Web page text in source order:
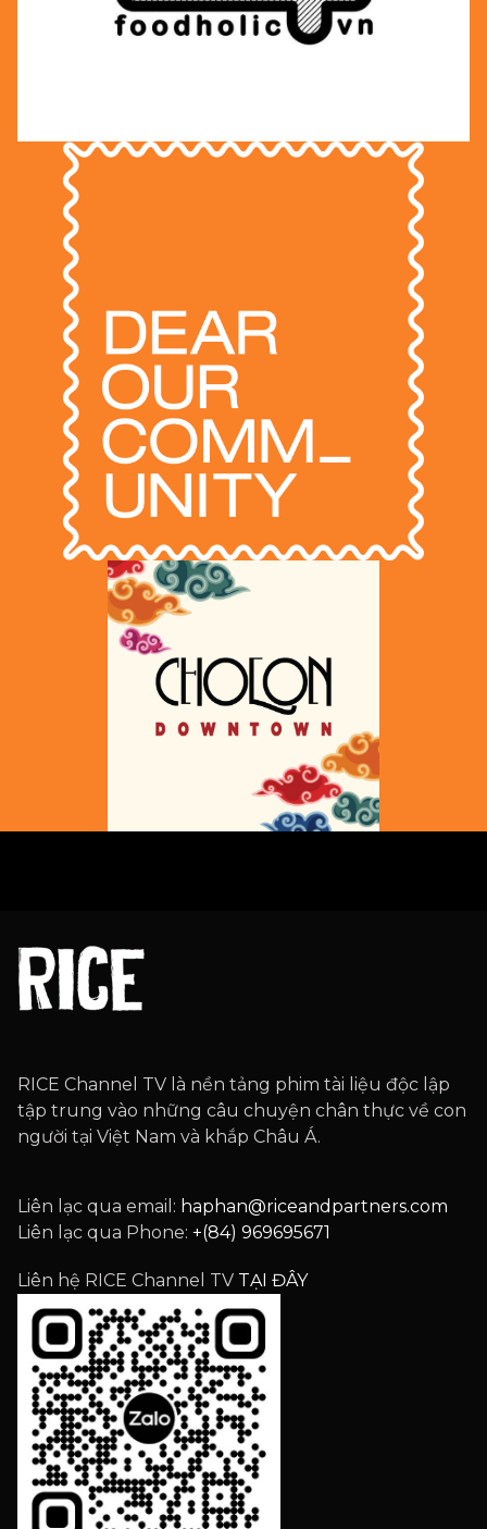
RICE Channel TV là nền tảng phim tài liệu độc lập
tập trung vào những câu chuyện chân thực về con
người tại Việt Nam và khắp Châu Á.
Liên lạc qua email: haphan@riceandpartners.com
Liên lạc qua Phone: +(84) 969695671
Liên hệ RICE Channel TV TẠI ĐÂY